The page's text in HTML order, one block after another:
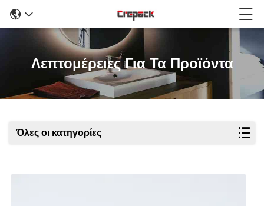
Λεπτομέρειες Για Τα Προϊόντα
Όλες οι κατηγορίες